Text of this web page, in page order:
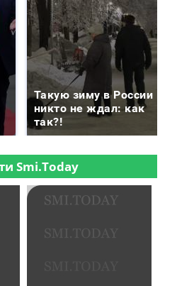
Такую зиму в России
никто не ждал: как
так?!